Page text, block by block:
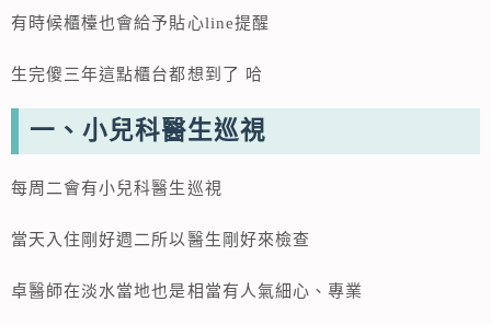
有時候櫃檯也會給予貼心line提醒
生完傻三年這點櫃台都想到了 哈
一、小兒科醫生巡視
每周二會有小兒科醫生巡視
當天入住剛好週二所以醫生剛好來檢查
卓醫師在淡水當地也是相當有人氣細心、專業